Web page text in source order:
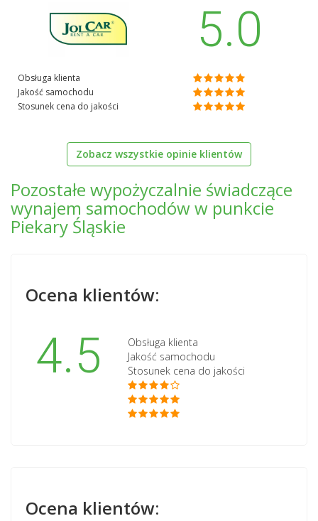
5.0
Obsługa klienta
Jakość samochodu
Stosunek cena do jakości
Zobacz wszystkie opinie klientów
Pozostałe wypożyczalnie świadczące
wynajem samochodów w punkcie
Piekary Śląskie
Ocena klientów:
4.5
Obsługa klienta
Jakość samochodu
Stosunek cena do jakości
Ocena klientów: